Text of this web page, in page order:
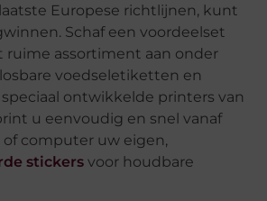
Europese richtlijnen, kunt
Schaf een voordeelset
ruime assortiment aan onder
voedseletiketten en
ontwikkelde printers van
u eenvoudig en snel vanaf
computer uw eigen,
stickers voor houdbare